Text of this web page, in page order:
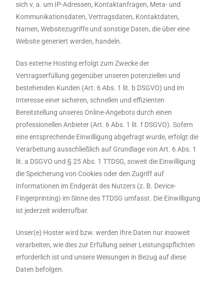
sich v. a. um IP-Adressen, Kontaktanfragen, Meta- und
Kommunikationsdaten, Vertragsdaten, Kontaktdaten,
Namen, Websitezugriffe und sonstige Daten, die über eine
Website generiert werden, handeln.
Das externe Hosting erfolgt zum Zwecke der
Vertragserfüllung gegenüber unseren potenziellen und
bestehenden Kunden (Art. 6 Abs. 1 lit. b DSGVO) und im
Interesse einer sicheren, schnellen und effizienten
Bereitstellung unseres Online-Angebots durch einen
professionellen Anbieter (Art. 6 Abs. 1 lit. f DSGVO). Sofern
eine entsprechende Einwilligung abgefragt wurde, erfolgt die
Verarbeitung ausschließlich auf Grundlage von Art. 6 Abs. 1
lit. a DSGVO und § 25 Abs. 1 TTDSG, soweit die Einwilligung
die Speicherung von Cookies oder den Zugriff auf
Informationen im Endgerät des Nutzers (z. B. Device-
Fingerprinting) im Sinne des TTDSG umfasst. Die Einwilligung
ist jederzeit widerrufbar.
Unser(e) Hoster wird bzw. werden Ihre Daten nur insoweit
verarbeiten, wie dies zur Erfüllung seiner Leistungspflichten
erforderlich ist und unsere Weisungen in Bezug auf diese
Daten befolgen.